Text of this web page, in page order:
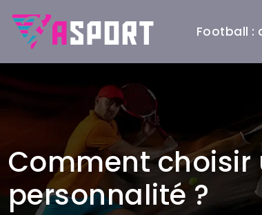
Football :
Comment
personnalité ?